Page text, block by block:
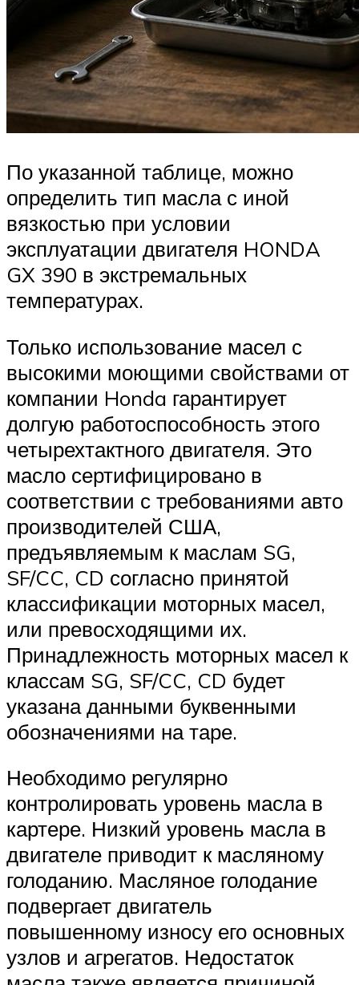
По указанной таблице, можно
определить тип масла с иной
вязкостью при условии
эксплуатации двигателя HONDA
GX 390 в экстремальных
температурах.
Только использование масел с
высокими моющими свойствами от
компании Honda гарантирует
долгую работоспособность этого
четырехтактного двигателя. Это
масло сертифицировано в
соответствии с требованиями авто
производителей США,
предъявляемым к маслам SG,
SF/CC, CD согласно принятой
классификации моторных масел,
или превосходящими их.
Принадлежность моторных масел к
классам SG, SF/CC, CD будет
указана данными буквенными
обозначениями на таре.
Необходимо регулярно
контролировать уровень масла в
картере. Низкий уровень масла в
двигателе приводит к масляному
голоданию. Масляное голодание
подвергает двигатель
повышенному износу его основных
узлов и агрегатов. Недостаток